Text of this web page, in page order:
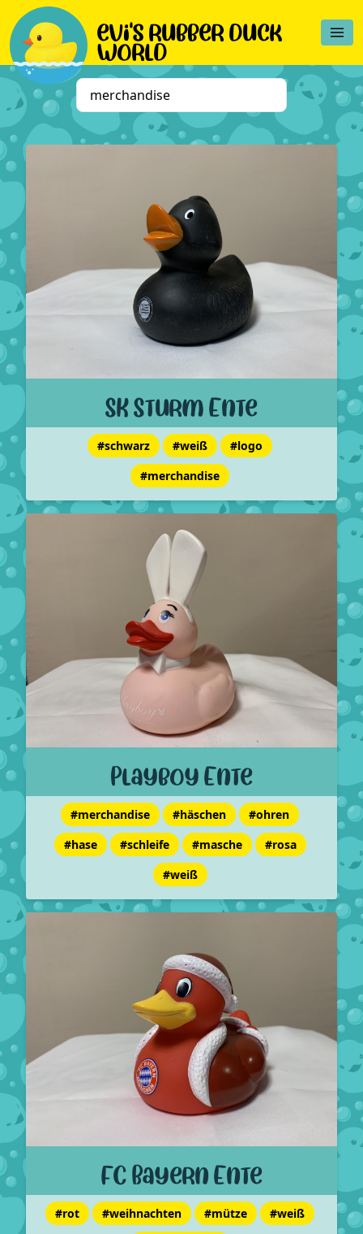
evi's rubber duck
world
SK Sturm Ente
#schwarz #weiß
#logo
#merchandise
Playboy Ente
#merchandise #häschen
#ohren
#hase
#schleife #masche
#rosa
#weiß
FC Bayern Ente
#rot #weihnachten #mütze
#weiß